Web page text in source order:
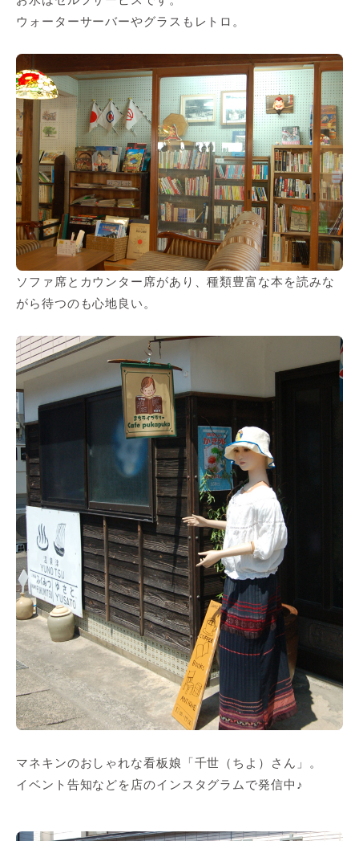
ウォーターサーバーやグラスもレトロ。
ソファ席とカウンター席があり、種類豊富な本を読みな
がら待つのも心地良い。
マネキンのおしゃれな看板娘「千世（ちよ）さん」。
イベント告知などを店のインスタグラムで発信中♪